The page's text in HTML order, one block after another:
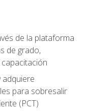
de la plataforma
de grado,
adquiere
para sobresalir
(PCT)